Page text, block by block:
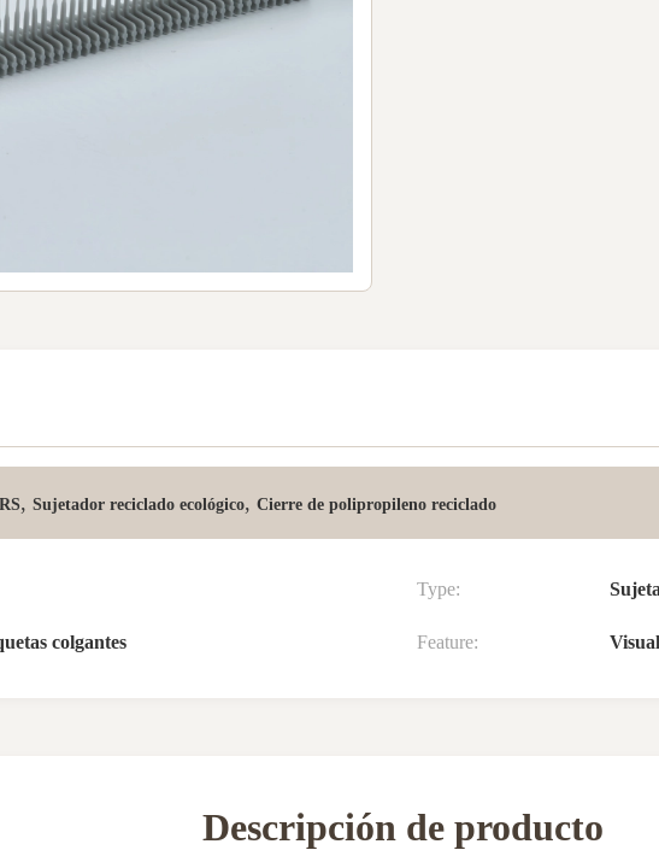
, Sujetador reciclado ecológico, Cierre de polipropileno reciclado
Type:
colgantes Feature:
Descripción de producto